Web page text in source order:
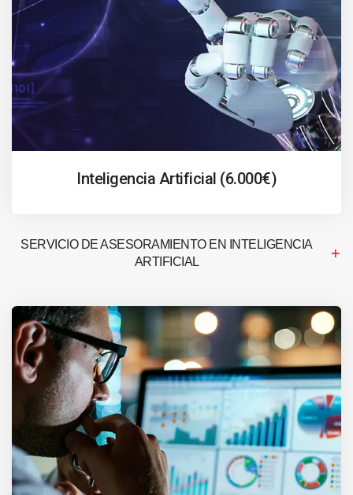
Inteligencia Artificial (6.000€)
SERVICIO DE ASESORAMIENTO EN INTELIGENCIA
ARTIFICIAL